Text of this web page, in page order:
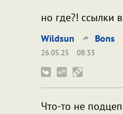
но где?! ссылки
Wildsun Bons
26.05.25
08:33
Что-то не